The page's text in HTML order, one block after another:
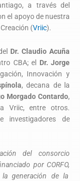
a través del
el apoyo de nuestra
(Vriic).
Dr. Claudio Acuña
CBA; el Dr. Jorge
Innovación y
, decana de la
Morgado Contardo,
Vriic, entre otros.
investigadores de
del consorcio
por CORFO,
generación de la